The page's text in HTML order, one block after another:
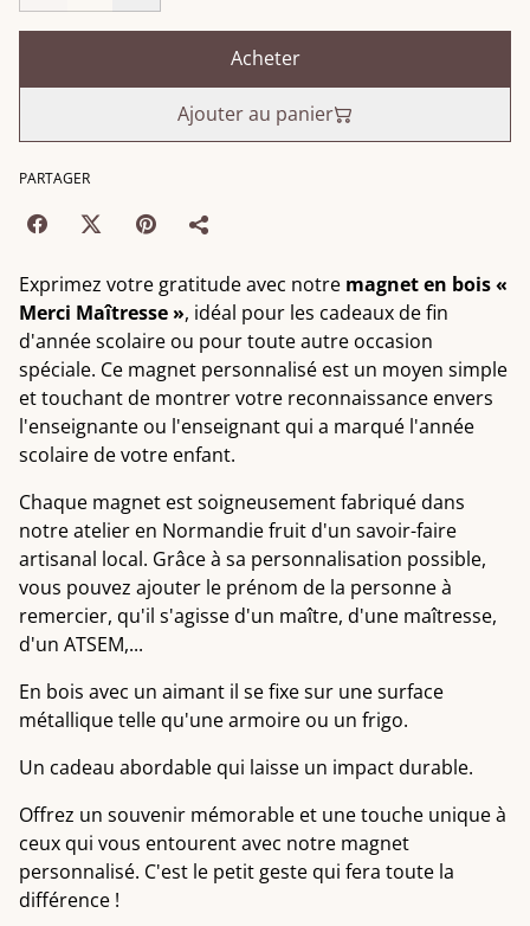
Acheter
Ajouter au panier
PARTAGER
Exprimez votre gratitude avec notre magnet en bois «
Merci Maîtresse », idéal pour les cadeaux de fin
d'année scolaire ou pour toute autre occasion
spéciale. Ce magnet personnalisé est un moyen simple
et touchant de montrer votre reconnaissance envers
l'enseignante ou l'enseignant qui a marqué l'année
scolaire de votre enfant.
Chaque magnet est soigneusement fabriqué dans
notre atelier en Normandie fruit d'un savoir-faire
artisanal local. Grâce à sa personnalisation possible,
vous pouvez ajouter le prénom de la personne à
remercier, qu'il s'agisse d'un maître, d'une maîtresse,
d'un ATSEM,...
En bois avec un aimant il se fixe sur une surface
métallique telle qu'une armoire ou un frigo.
Un cadeau abordable qui laisse un impact durable.
Offrez un souvenir mémorable et une touche unique à
ceux qui vous entourent avec notre magnet
personnalisé. C'est le petit geste qui fera toute la
différence !